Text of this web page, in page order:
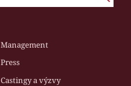
Management
Press
Castingy a výzvy